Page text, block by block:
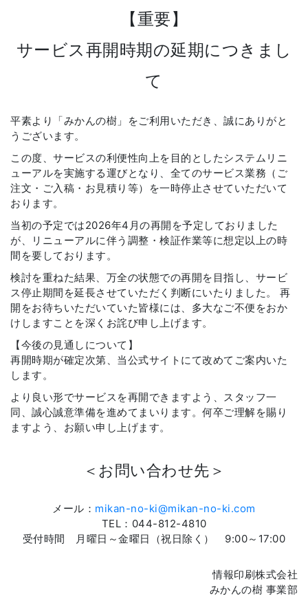
【重要】
サービス再開時期の延期につきまし
て
平素より「みかんの樹」をご利用いただき、誠にありがと
うございます。
この度、サービスの利便性向上を目的としたシステムリニ
ューアルを実施する運びとなり、全てのサービス業務（ご
注文・ご入稿・お見積り等）を一時停止させていただいて
おります。
当初の予定では2026年4月の再開を予定しておりました
が、リニューアルに伴う調整・検証作業等に想定以上の時
間を要しております。
検討を重ねた結果、万全の状態での再開を目指し、サービ
ス停止期間を延長させていただく判断にいたりました。 再
開をお待ちいただいていた皆様には、多大なご不便をおか
けしますことを深くお詫び申し上げます。
【今後の見通しについて】
再開時期が確定次第、当公式サイトにて改めてご案内いた
します。
より良い形でサービスを再開できますよう、スタッフ一
同、誠心誠意準備を進めてまいります。何卒ご理解を賜り
ますよう、お願い申し上げます。
＜お問い合わせ先＞
メール： mikan-no-ki@mikan-no-ki.com
TEL：044-812-4810
受付時間 月曜日～金曜日（祝日除く） 9:00～17:00
情報印刷株式会社
みかんの樹 事業部